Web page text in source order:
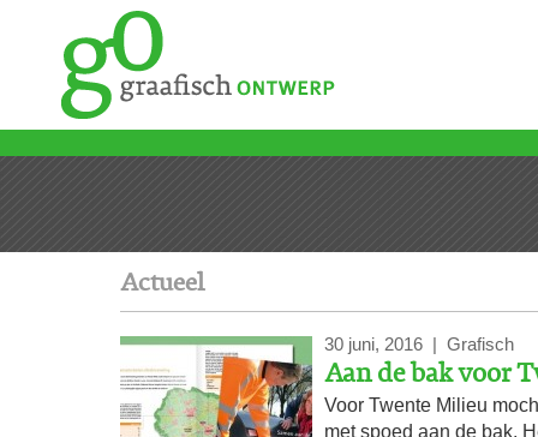
Actueel
30 juni, 2016 | Grafisch
Aan de bak voor
Voor Twente Milieu
met spoed aan de bak.